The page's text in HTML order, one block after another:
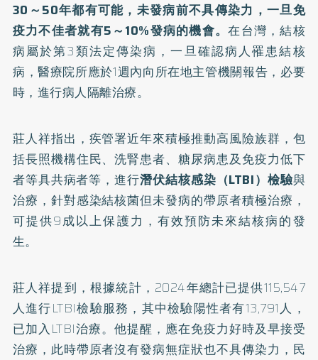
30～50年都有可能，未發病前不具傳染力，一旦免
疫力不佳者就有5～10%發病的機會。在台灣，結核
病屬於第3類法定傳染病，一旦確認病人罹患結核
病，醫療院所應於1週內向所在地主管機關報告，必要
時，進行病人隔離治療。
莊人祥指出，疾管署近年來積極推動高風險族群，包
括長照機構住民、洗腎患者、糖尿病患及免疫力低下
者等具共病者等，進行潛伏結核感染（LTBI）檢驗與
治療，針對感染結核菌但未發病的帶原者積極治療，
可提供9成以上保護力，有效預防未來結核病的發
生。
莊人祥提到，根據統計，2024年總計已提供115,547
人進行LTBI檢驗服務，其中檢驗陽性者有13,791人，
已加入LTBI治療。他提醒，應在免疫力好時及早接受
治療，此時帶原者沒有發病無症狀也不具傳染力，民